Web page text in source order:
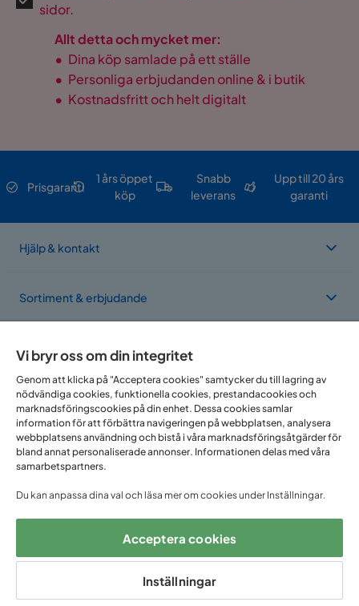
sidor.
Allt detta och mycket mer:
• Dina köp samlade på ett ställe
• Personliga erbjudanden online & i butik
• Kostnadsfritt och helt digitalt
Prisgaranti
1 års öppet
köp
Snabb
leverans
Upp till 20 års
garanti
Hjälp & kontakt
Sortiment & erbjudande
Om Trademax
Vi finns i flera länder
Följ oss på:
Vi bryr oss om din integritet
Genom att klicka på "Acceptera cookies" samtycker du till lagring av
nödvändiga cookies, funktionella cookies, prestandacookies och
marknadsföringscookies på din enhet. Dessa cookies samlar
information för att förbättra navigeringen på webbplatsen, analysera
webbplatsens användning och bistå i våra marknadsföringsåtgärder för
bland annat personaliserade annonser. Informationen delas med våra
samarbetspartners.
Du kan anpassa dina val och läsa mer om cookies under Inställningar.
Acceptera cookies
Inställningar